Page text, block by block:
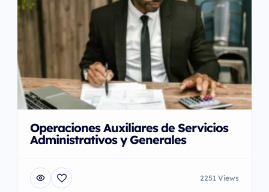
Operaciones Auxiliares de Servicios
Administrativos y Generales
2251 Views